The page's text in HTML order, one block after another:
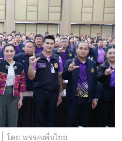
โดย พรรคเพื่อไทย